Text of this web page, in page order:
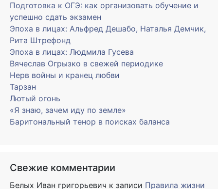
Подготовка к ОГЭ: как организовать обучение и
успешно сдать экзамен
Эпоха в лицах: Альфред Дешабо, Наталья Демчик,
Рита Штрефонд
Эпоха в лицах: Людмила Гусева
Вячеслав Огрызко в свежей периодике
Нерв войны и кранец любви
Тарзан
Лютый огонь
«Я знаю, зачем иду по земле»
Баритональный тенор в поисках баланса
Свежие комментарии
Белых Иван григорьевич к записи Правила жизни